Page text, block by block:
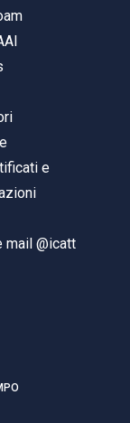
e
mail @icatt